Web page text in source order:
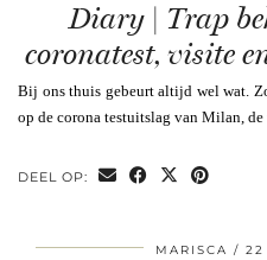
Diary | Trap
coronatest, visite
Bij ons thuis gebeurt altijd wel wat.
op de corona testuitslag van Milan,
DEEL OP:
MARISCA 22